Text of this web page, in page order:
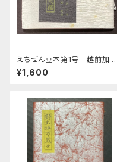
えちぜん豆本第1号 越前加美
鑑
¥1,600